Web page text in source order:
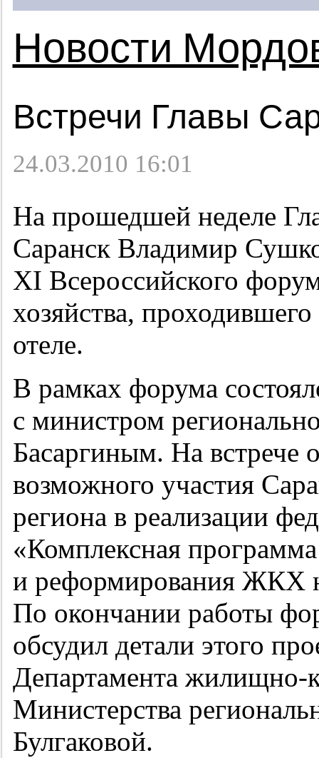
Новости
Встречи Главы
24.03.2010 16:01
На прошедшей неделе
Саранск Владимир
XI Всероссийского
хозяйства,
отеле.
В рамках форума
с министром
Басаргиным. На встрече
возможного участия
региона в реализации
«Комплексная
и реформирования ЖКХ
По окончании работы
обсудил детали этого
Департамента жилищно-
Министерства
Булгаковой.